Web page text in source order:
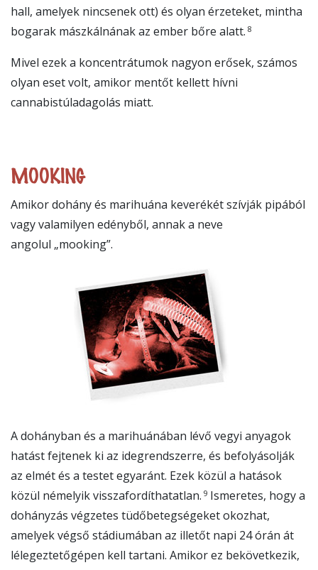
hall, amelyek nincsenek ott) és olyan érzeteket, mintha
bogarak mászkálnának az ember bőre alatt. 8
Mivel ezek a koncentrátumok nagyon erősek, számos
olyan eset volt, amikor mentőt kellett hívni
cannabistúladagolás miatt.
MOOKING
Amikor dohány és marihuána keverékét szívják pipából
vagy valamilyen edényből, annak a neve
angolul „mooking”.
A dohányban és a marihuánában lévő vegyi anyagok
hatást fejtenek ki az idegrendszerre, és befolyásolják
az elmét és a testet egyaránt. Ezek közül a hatások
közül némelyik visszafordíthatatlan. 9 Ismeretes, hogy a
dohányzás végzetes tüdőbetegségeket okozhat,
amelyek végső stádiumában az illetőt napi 24 órán át
lélegeztetőgépen kell tartani. Amikor ez bekövetkezik,